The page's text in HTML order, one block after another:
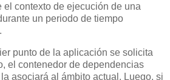
el contexto de ejecución de una
un periodo de tiempo
punto de la aplicación se solicita
el contenedor de dependencias
asociará al ámbito actual. Luego, si